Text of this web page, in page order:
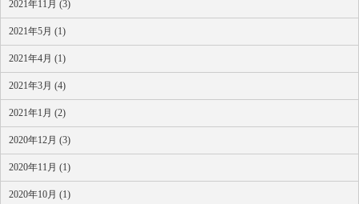
2021年11月 (3)
2021年5月 (1)
2021年4月 (1)
2021年3月 (4)
2021年1月 (2)
2020年12月 (3)
2020年11月 (1)
2020年10月 (1)